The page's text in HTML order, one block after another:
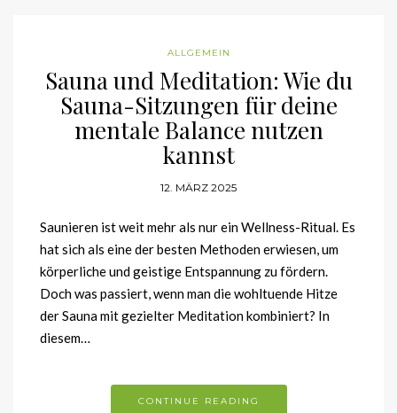
ALLGEMEIN
Sauna und Meditation: Wie du
Sauna-Sitzungen für deine
mentale Balance nutzen
kannst
12. MÄRZ 2025
Saunieren ist weit mehr als nur ein Wellness-Ritual. Es
hat sich als eine der besten Methoden erwiesen, um
körperliche und geistige Entspannung zu fördern.
Doch was passiert, wenn man die wohltuende Hitze
der Sauna mit gezielter Meditation kombiniert? In
diesem…
CONTINUE READING